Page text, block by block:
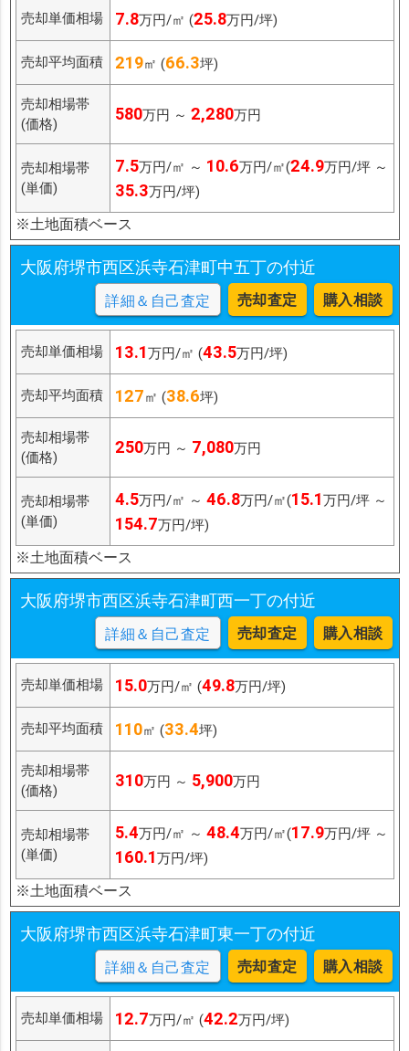
売却単価相場 7.8万円/㎡ (25.8万円/坪)
売却平均面積 219㎡ (66.3坪)
売却相場帯
(価格)
580万円 ～ 2,280万円
売却相場帯
(単価)
7.5万円/㎡ ～ 10.6万円/㎡(24.9万円/坪 ～
35.3万円/坪)
※土地面積ベース
大阪府堺市西区浜寺石津町中五丁の付近
詳細＆自己査定 売却査定 購入相談
売却単価相場 13.1万円/㎡ (43.5万円/坪)
売却平均面積 127㎡ (38.6坪)
売却相場帯
(価格)
250万円 ～ 7,080万円
売却相場帯
(単価)
4.5万円/㎡ ～ 46.8万円/㎡(15.1万円/坪 ～
154.7万円/坪)
※土地面積ベース
大阪府堺市西区浜寺石津町西一丁の付近
詳細＆自己査定 売却査定 購入相談
売却単価相場 15.0万円/㎡ (49.8万円/坪)
売却平均面積 110㎡ (33.4坪)
売却相場帯
(価格)
310万円 ～ 5,900万円
売却相場帯
(単価)
5.4万円/㎡ ～ 48.4万円/㎡(17.9万円/坪 ～
160.1万円/坪)
※土地面積ベース
大阪府堺市西区浜寺石津町東一丁の付近
詳細＆自己査定 売却査定 購入相談
売却単価相場 12.7万円/㎡ (42.2万円/坪)